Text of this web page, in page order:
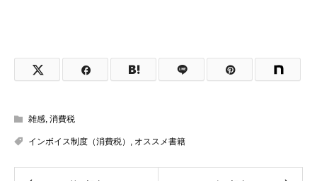
雑感 消費税
インボイス制度（消費税） オススメ書籍